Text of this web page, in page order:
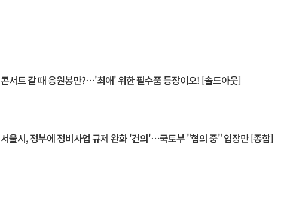
콘서트 갈 때 응원봉만?⋯'최애' 위한 필수품 등장이오! [솔드아웃]
서울시, 정부에 정비사업 규제 완화 '건의'⋯국토부 "협의 중" 입장만 [종합]